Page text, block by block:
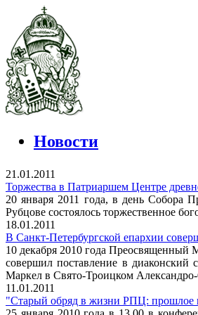
Новости
21.01.2011
Торжества в Патриаршем Центре
20 января 2011 года, в день Собора
Рубцове состоялось торжественное
18.01.2011
В Санкт-Петербургской епархии
10 декабря 2010 года Преосвященный
совершил поставление в диаконский
Маркел в Свято-Троицком
11.01.2011
"Старый обряд в жизни РПЦ: прошлое